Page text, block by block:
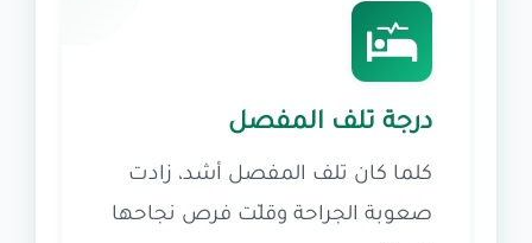
درجة تلف المفصل
كلما كان تلف المفصل أشد، زادت
صعوبة الجراحة وقلّت فرص نجاحها